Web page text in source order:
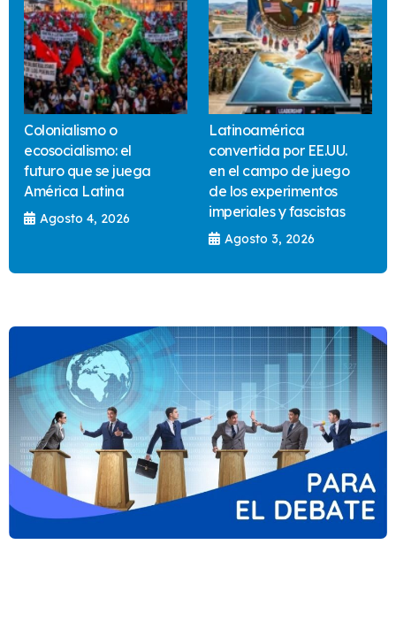
Colonialismo o
ecosocialismo: el
futuro que se juega
América Latina
Agosto 4, 2026
Latinoamérica
convertida por EE.UU.
en el campo de juego
de los experimentos
imperiales y fascistas
Agosto 3, 2026